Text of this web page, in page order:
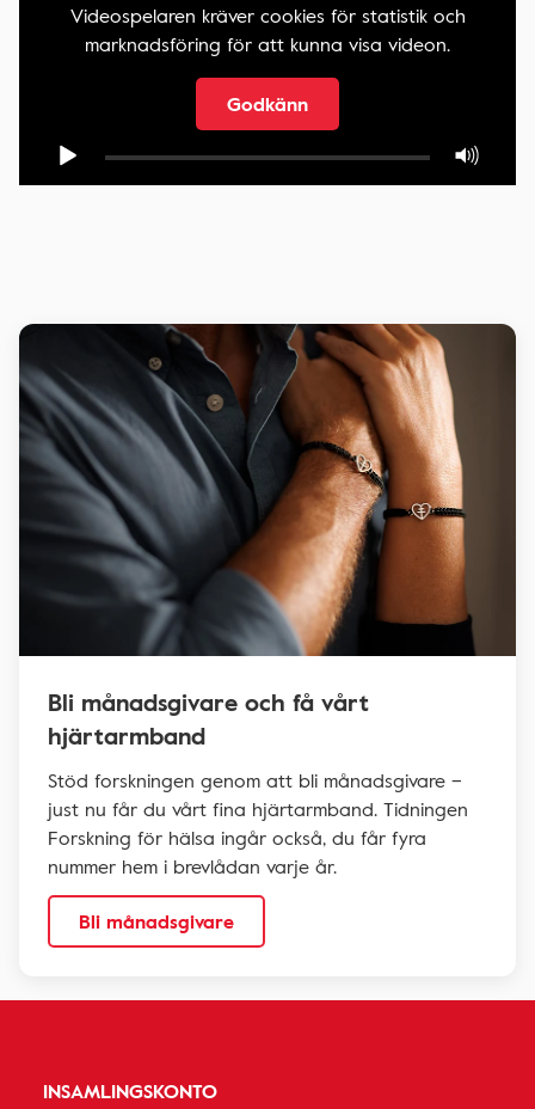
Videospelaren kräver cookies för statistik och
marknadsföring för att kunna visa videon.
Godkänn
Bli månadsgivare och få vårt
hjärtarmband
Stöd forskningen genom att bli månadsgivare –
just nu får du vårt fina hjärtarmband. Tidningen
Forskning för hälsa ingår också, du får fyra
nummer hem i brevlådan varje år.
Bli månadsgivare
INSAMLINGSKONTO